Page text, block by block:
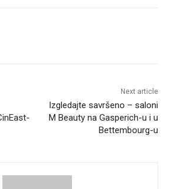
Next article
Izgledajte savršeno – saloni
M Beauty na Gasperich-u i u
Bettembourg-u